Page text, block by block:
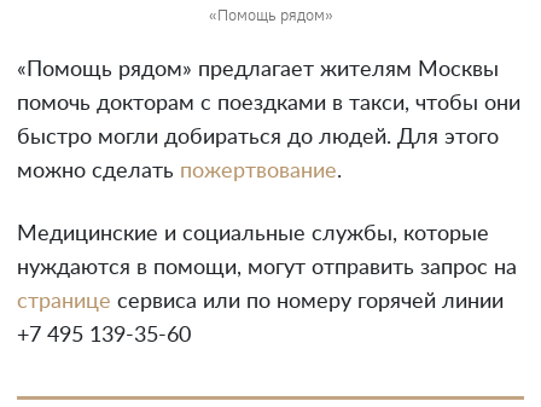
«Помощь рядом»
«Помощь рядом» предлагает жителям Москвы
помочь докторам с поездками в такси, чтобы они
быстро могли добираться до людей. Для этого
можно сделать пожертвование.
Медицинские и социальные службы, которые
нуждаются в помощи, могут отправить запрос на
странице сервиса или по номеру горячей линии
+7 495 139-35-60